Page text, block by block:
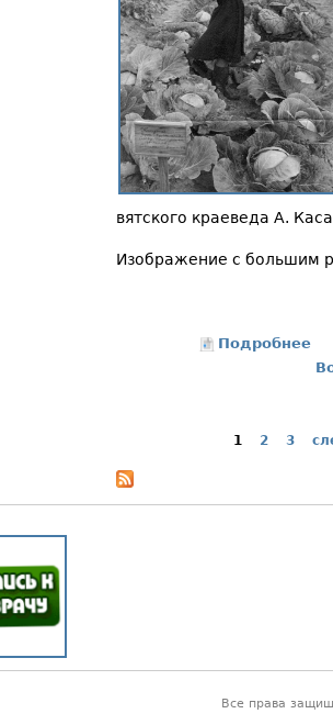
вятского краеведа А.
Изображение с большим
Подробнее
1 2 3
Все права